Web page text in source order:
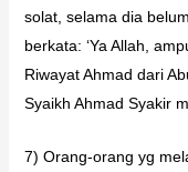
solat, selama dia
berkata: ‘Ya Allah,
Riwayat Ahmad dari
Syaikh Ahmad Syakir
7) Orang-orang yg